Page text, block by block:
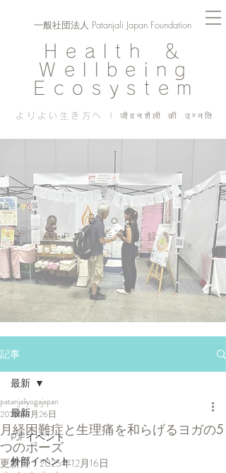
Health ＆
Wellbeing
Ecosystem
よりよい生き方へ | जीवनशैली की उन्नति
一般社団法人 Patanjali Japan Foundation
Blog
PJF ​活動記録
記事
最新
PJFイベント
外部イベント
最新
月経困難症と生理痛を和らげるヨガの5
つのポーズ
patanjaliyogajapan
2021年8月26日
更新日：2025年12月16日